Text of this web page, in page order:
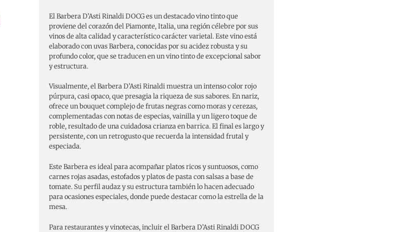
El Barbera D’Asti Rinaldi DOCG es un destacado vino tinto que
proviene del corazón del Piamonte, Italia, una región célebre por sus
vinos de alta calidad y característico carácter varietal. Este vino está
elaborado con uvas Barbera, conocidas por su acidez robusta y su
profundo color, que se traducen en un vino tinto de excepcional sabor
y estructura.
Visualmente, el Barbera D’Asti Rinaldi muestra un intenso color rojo
púrpura, casi opaco, que presagia la riqueza de sus sabores. En nariz,
ofrece un bouquet complejo de frutas negras como moras y cerezas,
complementadas con notas de especias, vainilla y un ligero toque de
roble, resultado de una cuidadosa crianza en barrica. El final es largo y
persistente, con un retrogusto que recuerda la intensidad frutal y
especiada.
Este Barbera es ideal para acompañar platos ricos y suntuosos, como
carnes rojas asadas, estofados y platos de pasta con salsas a base de
tomate. Su perfil audaz y su estructura también lo hacen adecuado
para ocasiones especiales, donde puede destacar como la estrella de la
mesa.
Para restaurantes y vinotecas, incluir el Barbera D’Asti Rinaldi DOCG